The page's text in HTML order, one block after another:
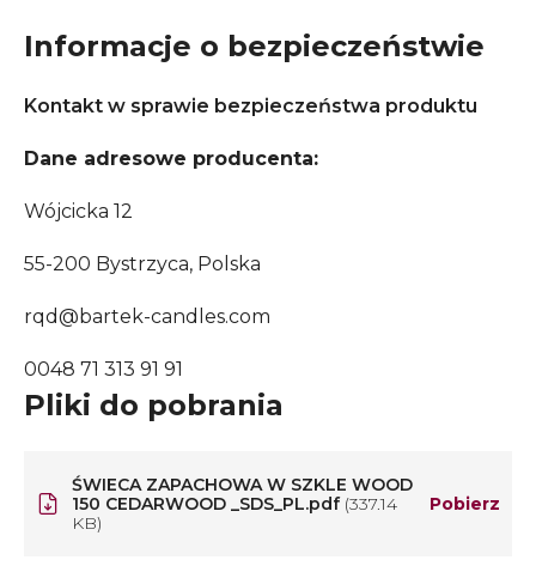
Informacje o bezpieczeństwie
Kontakt w sprawie bezpieczeństwa produktu
Dane adresowe producenta:
Wójcicka 12
55-200 Bystrzyca, Polska
rqd@bartek-candles.com
0048 71 313 91 91
Pliki do pobrania
ŚWIECA ZAPACHOWA W SZKLE WOOD
150 CEDARWOOD _SDS_PL.pdf (337.14
KB)
Pobierz